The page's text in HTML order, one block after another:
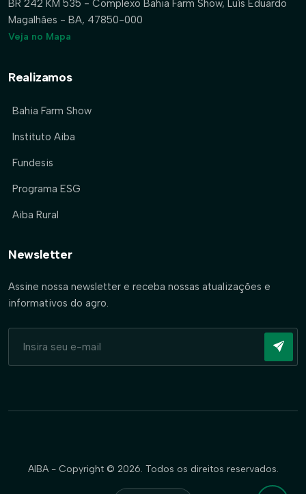
BR 242 KM 535 - Complexo Bahia Farm Show, Luís Eduardo
Magalhães - BA, 47850-000
Veja no Mapa
Realizamos
Bahia Farm Show
Instituto Aiba
Fundesis
Programa ESG
Aiba Rural
Newsletter
Assine nossa newsletter e receba nossas atualizações e
informativos do agro.
AIBA - Copyright © 2026. Todos os direitos reservados.